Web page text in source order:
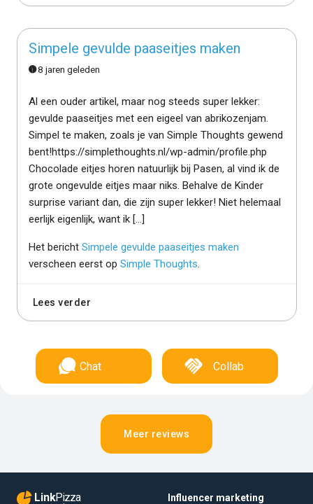
Simpele gevulde paaseitjes maken
8 jaren geleden
Al een ouder artikel, maar nog steeds super lekker:
gevulde paaseitjes met een eigeel van abrikozenjam.
Simpel te maken, zoals je van Simple Thoughts gewend
bent!https://simplethoughts.nl/wp-admin/profile.php
Chocolade eitjes horen natuurlijk bij Pasen, al vind ik de
grote ongevulde eitjes maar niks. Behalve de Kinder
surprise variant dan, die zijn super lekker! Niet helemaal
eerlijk eigenlijk, want ik […]
Het bericht Simpele gevulde paaseitjes maken
verscheen eerst op Simple Thoughts
Lees verder
Chat Collab
Meer reviews
LinkPizza
Influencer marketing